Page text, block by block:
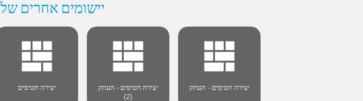
יישומים אחרים של 1622
יצירה חטיפים - העתק
יצירה חטיפים - העתק
(2)
יצירה חטיפים